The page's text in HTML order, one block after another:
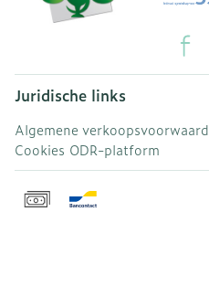
Juridische links
Algemene
Cookies ODR-platform